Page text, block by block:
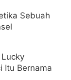
Sebuah
Itu Bernama